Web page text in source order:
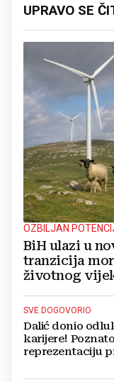
UPRAVO SE
OZBILJAN
BiH ulazi u
tranzicija
životnog
SVE DOGOVORIO
Dalić donio
karijere!
reprezentaciju